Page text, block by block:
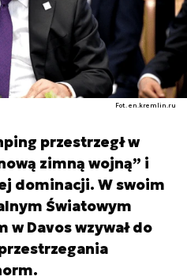
Fot. en.kremlin.ru
przestrzegł w
zimną wojną” i
dominacji. W swoim
Światowym
w Davos wzywał do